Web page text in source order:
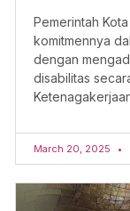
Pemerintah
komitmennya
dengan
disabilitas
March 20, 2025